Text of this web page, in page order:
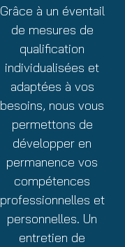
Grâce à un éventail
de mesures de
qualification
individualisées et
adaptées à vos
besoins, nous vous
permettons de
développer en
permanence vos
compétences
professionnelles et
personnelles. Un
entretien de